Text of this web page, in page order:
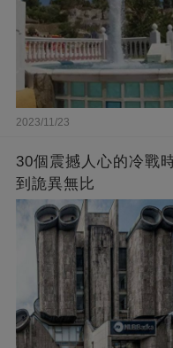
2023/11/23
30個震撼人心的冷戰
到詭異無比